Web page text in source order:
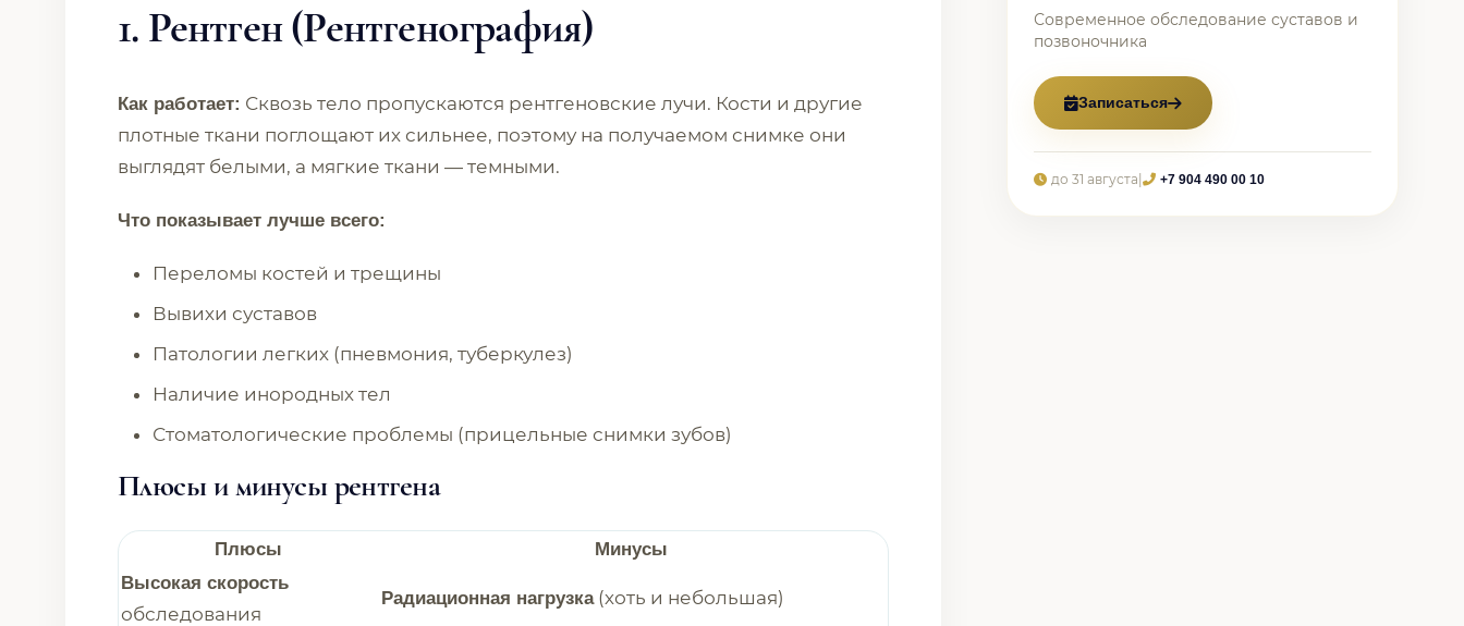
1. Рентген (Рентгенография)
Как работает: Сквозь тело пропускаются рентгеновские лучи. Кости и другие
плотные ткани поглощают их сильнее, поэтому на получаемом снимке они
выглядят белыми, а мягкие ткани — темными.
Что показывает лучше всего:
Переломы костей и трещины
Вывихи суставов
Патологии легких (пневмония, туберкулез)
Наличие инородных тел
Стоматологические проблемы (прицельные снимки зубов)
Плюсы и минусы рентгена
Плюсы
Минусы
Высокая скорость
обследования
Радиационная нагрузка(хоть и небольшая)
Современное обследование суставов и
позвоночника
Записаться
до 31 августа +7 904 490 00 10